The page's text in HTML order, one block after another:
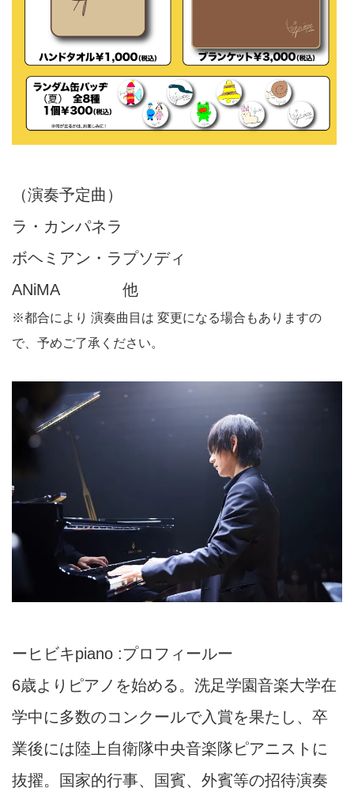
（演奏予定曲）
ラ・カンパネラ
ボヘミアン・ラプソディ
ANiMA
他
※都合により 演奏曲目は 変更になる場合もありますの
で、予めご了承ください。
ーヒビキpiano :プロフィールー
6歳よりピアノを始める。洗足学園音楽大学在
学中に多数のコンクールで入賞を果たし、卒
業後には陸上自衛隊中央音楽隊ピアニストに
抜擢。国家的行事、国賓、外賓等の招待演奏